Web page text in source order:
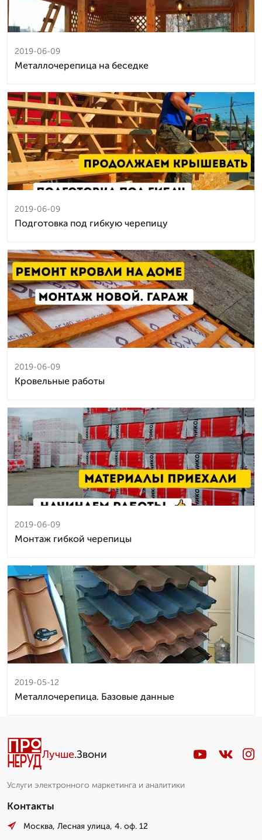
2019-06-09
Металлочерепица на беседке
2019-06-09
Подготовка под гибкую черепицу
2019-06-09
Кровельные работы
2019-06-09
Монтаж гибкой черепицы
2019-05-12
Металлочерепица. Базовые данные
Лучше.Звони
Услуги электронного маркетинга и аналитики
Контакты
Москва, Лесная улица, 4. оф. 12